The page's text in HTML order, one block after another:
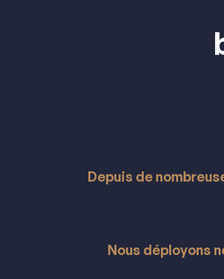
Depuis de
Nous déployons